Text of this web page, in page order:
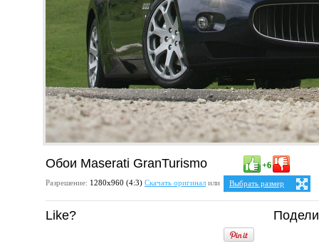
Обои Maserati GranTurismo +6
Разрешение: 1280х960 (4:3) Скачать оригиналили
Выбрать размер
Ваше разрешение:Не
1024x768
1152x864
1280x960
Like?